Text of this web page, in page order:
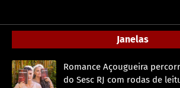
Janelas
Romance Açougueira
do Sesc RJ com rodas de